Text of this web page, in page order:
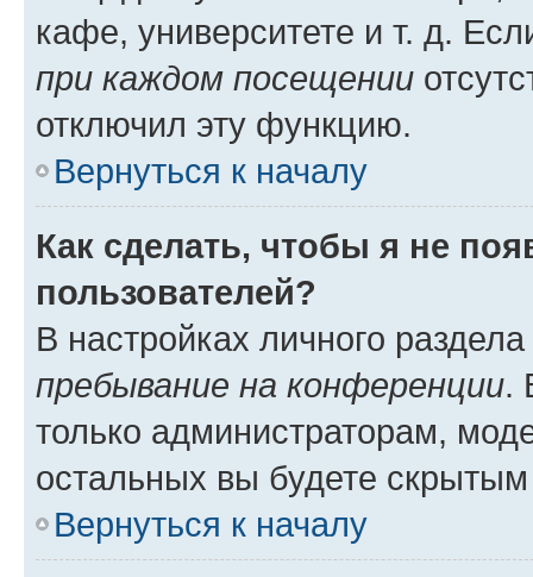
кафе, университете и т. д.
при каждом посещении
отключил эту функцию.
Вернуться к началу
Как сделать, чтобы я не
пользователей?
В настройках личного
пребывание на конференции.
только администраторам,
остальных вы будете
Вернуться к началу